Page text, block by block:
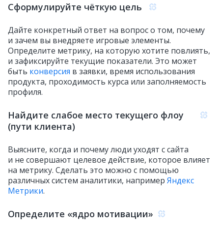
Сформулируйте чёткую цель
Дайте конкретный ответ на вопрос о том, почему
и зачем вы внедряете игровые элементы.
Определите метрику, на которую хотите повлиять,
и зафиксируйте текущие показатели. Это может
быть конверсия в заявки, время использования
продукта, проходимость курса или заполняемость
профиля.
Найдите слабое место текущего флоу
(пути клиента)
Выясните, когда и почему люди уходят с сайта
и не совершают целевое действие, которое влияет
на метрику. Сделать это можно с помощью
различных систем аналитики, например Яндекс
Метрики.
Определите «ядро мотивации»